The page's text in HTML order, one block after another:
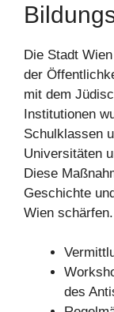
Die Stadt
der
mit dem
Institutionen
Schulklassen
Universitäten
Diese
Geschichte
Wien schärfen.
des